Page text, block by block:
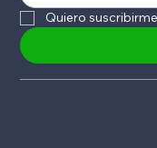
Quiero